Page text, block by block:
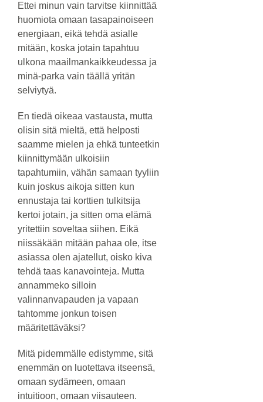
Ettei minun vain tarvitse kiinnittää
huomiota omaan tasapainoiseen
energiaan, eikä tehdä asialle
mitään, koska jotain tapahtuu
ulkona maailmankaikkeudessa ja
minä-parka vain täällä yritän
selviytyä.
En tiedä oikeaa vastausta, mutta
olisin sitä mieltä, että helposti
saamme mielen ja ehkä tunteetkin
kiinnittymään ulkoisiin
tapahtumiin, vähän samaan tyyliin
kuin joskus aikoja sitten kun
ennustaja tai korttien tulkitsija
kertoi jotain, ja sitten oma elämä
yritettiin soveltaa siihen. Eikä
niissäkään mitään pahaa ole, itse
asiassa olen ajatellut, oisko kiva
tehdä taas kanavointeja. Mutta
annammeko silloin
valinnanvapauden ja vapaan
tahtomme jonkun toisen
määritettäväksi?
Mitä pidemmälle edistymme, sitä
enemmän on luotettava itseensä,
omaan sydämeen, omaan
intuitioon, omaan viisauteen.